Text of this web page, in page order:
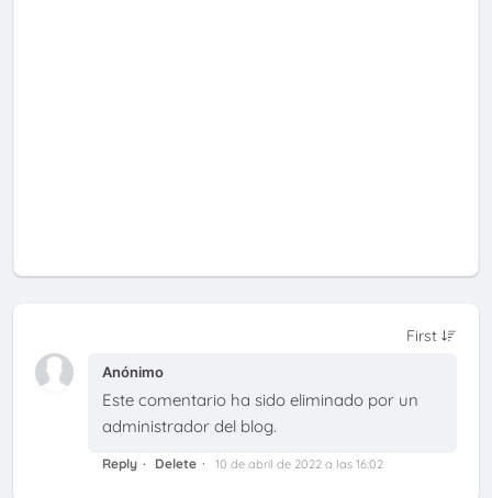
Anónimo
Este comentario ha sido eliminado por un
administrador del blog.
Reply Delete 10 de abril de 2022 a las 16:02